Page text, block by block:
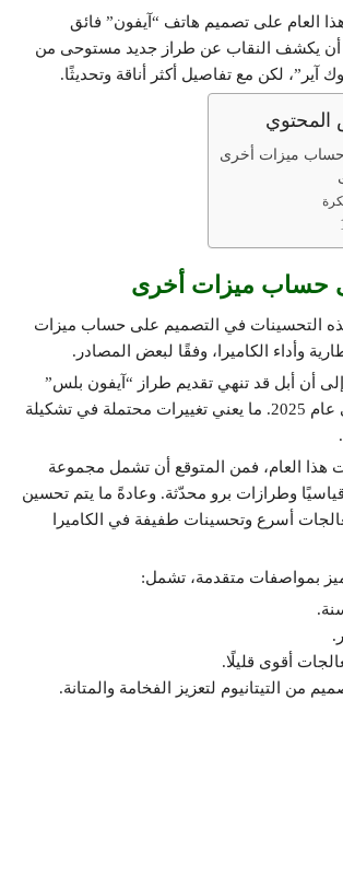
العام على تصميم هاتف “آيفون” فائق
أن يكشف النقاب عن طراز جديد مستوحى من
آير”، لكن مع تفاصيل أكثر أناقة وتحديثًا.
ميزات أخرى
حساب ميزات أخرى
التحسينات في التصميم على حساب ميزات
وأداء الكاميرا، وفقًا لبعض المصادر.
أن أبل قد تنهي تقديم طراز “آيفون بلس”
ضمن مجموعتها في عام 2025. ما يعني تغييرات محتملة في تشكيلة
هذا العام، فمن المتوقع أن تشمل مجموعة
إصدارًا قياسيًا وطرازات برو محدّثة. وعادةً ما يتم تحسين
أسرع وتحسينات طفيفة في الكاميرا
بمواصفات متقدمة، تشمل:
أقوى قليلًا.
من التيتانيوم لتعزيز الفخامة والمتانة.